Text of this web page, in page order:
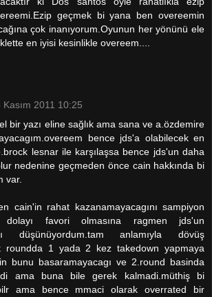
geçmek bi yana ben overeemin
çok inanıyorum.Oyunun her yönünü ele
en iyisi kesinlikle overeem....
Kasım 2011 10:25
bir yazı eline sağlık ama sana ve a.özdemire
bence jds'a olabilecek en
lesnar ile karşılaşsa bence jds'un daha
nedenine geçmeden önce cain hakkında bi
var.
cain'in rahat kazanamayacagını sampiyon
dolayı favori olmasına ragmen jds'un
düşünüyordum.tam anlamıyla dövüş
roundda 1 yada 2 kez takedown yapmaya
bunu basaramayacagı ve 2.round basinda
ama buna bile gerek kalmadi.müthiş bi
ama bence mmaci olarak overrated bir